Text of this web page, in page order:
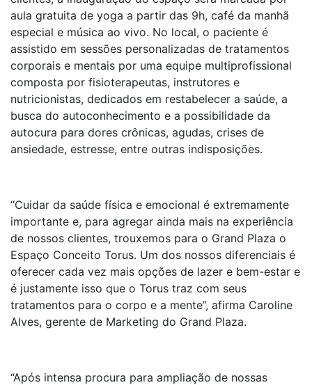
aula gratuita de yoga a partir das 9h, café da manhã
especial e música ao vivo. No local, o paciente é
assistido em sessões personalizadas de tratamentos
corporais e mentais por uma equipe multiprofissional
composta por fisioterapeutas, instrutores e
nutricionistas, dedicados em restabelecer a saúde, a
busca do autoconhecimento e a possibilidade da
autocura para dores crônicas, agudas, crises de
ansiedade, estresse, entre outras indisposições.
“Cuidar da saúde física e emocional é extremamente
importante e, para agregar ainda mais na experiência
de nossos clientes, trouxemos para o Grand Plaza o
Espaço Conceito Torus. Um dos nossos diferenciais é
oferecer cada vez mais opções de lazer e bem-estar e
é justamente isso que o Torus traz com seus
tratamentos para o corpo e a mente”, afirma Caroline
Alves, gerente de Marketing do Grand Plaza.
“Após intensa procura para ampliação de nossas